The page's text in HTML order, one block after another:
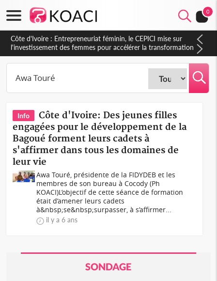
0
Côte d'Ivoire : Entrepreneuriat féminin, le CEPICI mise sur
l'investissement des femmes pour accélérer la transformation
de l'économie ivoirienne
Info
Côte d'Ivoire: Des jeunes filles
engagées pour le développement de la
Bagoué forment leurs cadets à
s'affirmer dans tous les domaines de
leur vie
Awa Touré, présidente de la FIDYDEB et les
membres de son bureau à Cocody (Ph
KOACI)L’objectif de cette séance de formation
était d’amener leurs cadets
à&nbsp;se&nbsp;surpasser, à s’affirmer...
il y a 6 ans
SONDAGE